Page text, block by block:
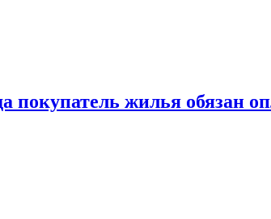
покупатель жилья обязан